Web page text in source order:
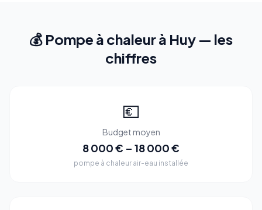
💰 Pompe à chaleur à Huy — les
chiffres
💶
Budget moyen
8 000 € – 18 000 €
pompe à chaleur air-eau installée